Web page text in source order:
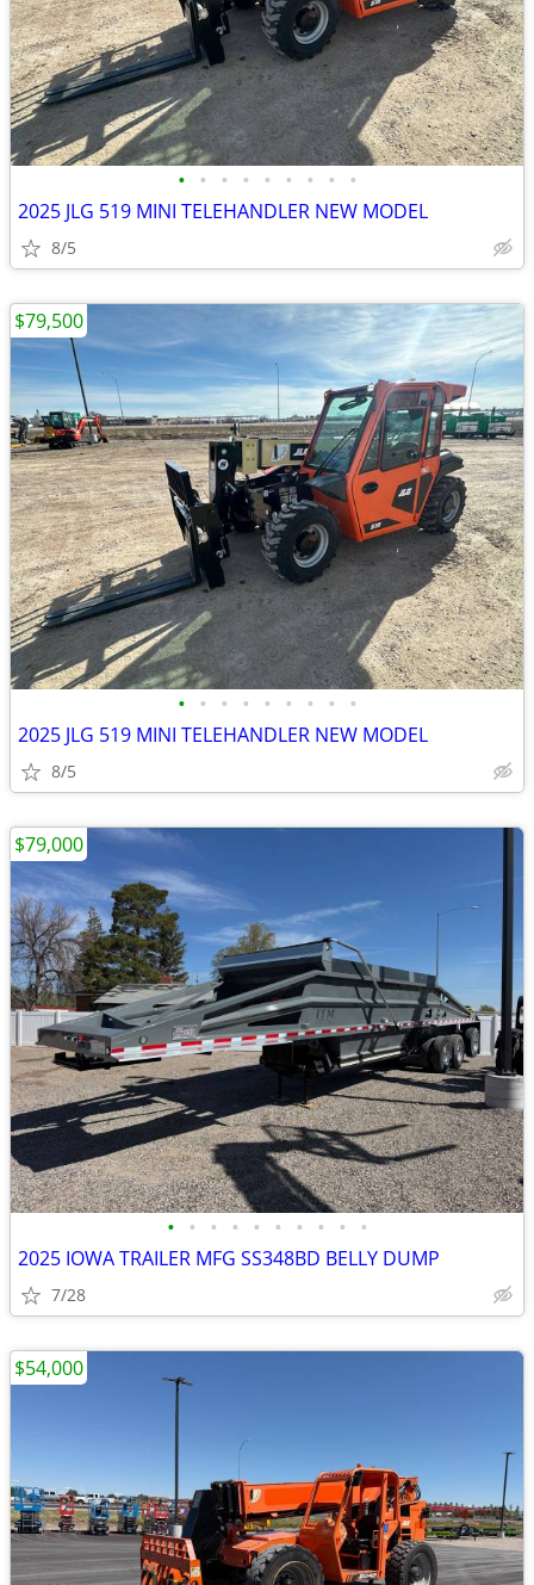
• • • • • • • • •
2025 JLG 519 MINI TELEHANDLER NEW MODEL
8/5
• • • • • • • • •
2025 JLG 519 MINI TELEHANDLER NEW MODEL
8/5
$79,500
• • • • • • • • • •
2025 IOWA TRAILER MFG SS348BD BELLY DUMP
7/28
$79,000
$54,000